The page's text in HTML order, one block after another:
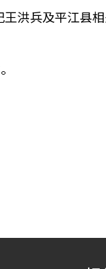
洪兵及平江县相